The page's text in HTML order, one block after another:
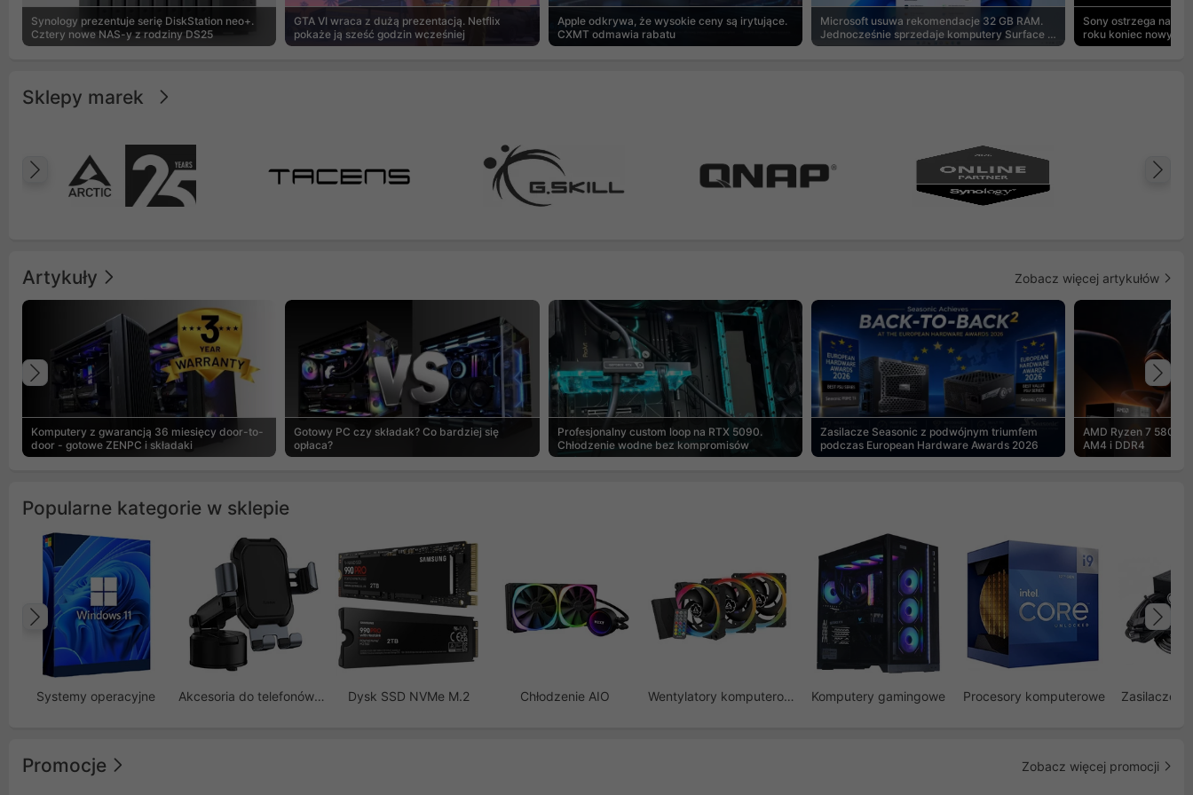
Synology prezentuje serię DiskStation neo+.
Cztery nowe NAS-y z rodziny DS25
GTA VI wraca z dużą prezentacją. Netflix
pokaże ją sześć godzin wcześniej
Apple odkrywa, że wysokie ceny są irytujące.
CXMT odmawia rabatu
Microsoft usuwa rekomendacje 32 GB RAM.
Jednocześnie sprzedaje komputery Surface z
8 GB
Sony ostrzega na
roku koniec nowych
Sklepy marek
Poprzedni
Artykuły Zobacz więcej artykułów
Komputery z gwarancją 36 miesięcy door-to-
door - gotowe ZENPC i składaki
Gotowy PC czy składak? Co bardziej się
opłaca?
Profesjonalny custom loop na RTX 5090.
Chłodzenie wodne bez kompromisów
Zasilacze Seasonic z podwójnym triumfem
podczas European Hardware Awards 2026
AMD Ryzen 7
AM4 i DDR4
Poprzedni
Popularne kategorie w sklepie
Systemy operacyjne Akcesoria do telefonów GSM Dysk SSD NVMe M.2 Chłodzenie AIO Wentylatory komputerowe Komputery gamingowe Procesory komputerowe Zasilacze
Poprzedni
Promocje Zobacz więcej promocji